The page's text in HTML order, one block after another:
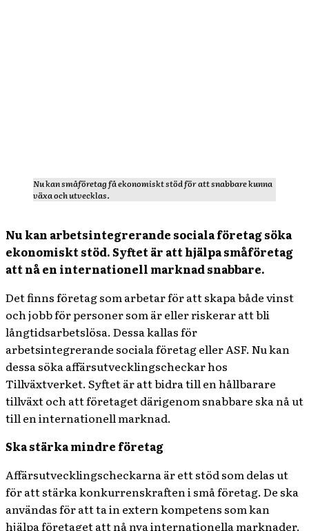
Nu kan småföretag få ekonomiskt stöd för att snabbare kunna
växa och utvecklas.
Nu kan arbetsintegrerande sociala företag söka
ekonomiskt stöd. Syftet är att hjälpa småföretag
att nå en internationell marknad snabbare.
Det finns företag som arbetar för att skapa både vinst
och jobb för personer som är eller riskerar att bli
långtidsarbetslösa. Dessa kallas för
arbetsintegrerande sociala företag eller ASF. Nu kan
dessa söka affärsutvecklingscheckar hos
Tillväxtverket. Syftet är att bidra till en hållbarare
tillväxt och att företaget därigenom snabbare ska nå ut
till en internationell marknad.
Ska stärka mindre företag
Affärsutvecklingscheckarna är ett stöd som delas ut
för att stärka konkurrenskraften i små företag. De ska
användas för att ta in extern kompetens som kan
hjälpa företaget att nå nya internationella marknader.